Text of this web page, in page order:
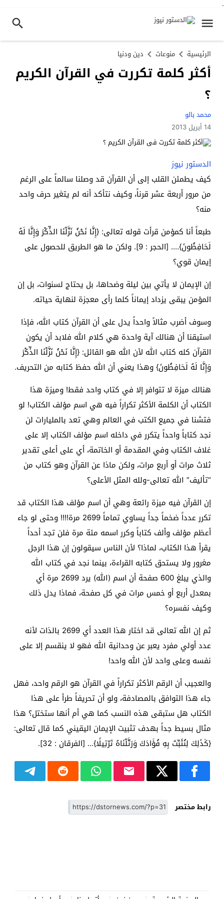
.
الرئيسية منوعات دين ودنيا
أكثر كلمة تكررت في القرآن الكريم
؟
محمد بالو
14 أبريل 2013
الدستور نيوز
كيف يطمئن القلب إلى أن القرآن قد وصلنا سالماً على الرغم
من مرور أربعة عشر قرناً، وكيف نتأكد أنه لم يتغير حرف واحد
منه؟
طبعاً أنا كمؤمن قرأت قوله تعالى: {إِنَّا نَحْنُ نَزَّلْنَا الذِّكْرَ وَإِنَّا لَهُ
لَحَافِظُونَ}…. [الحجر : 9]. ولكن ما هو الطريق للحصول على
إيمان قوي؟
إن الإيمان لا يأتي بين ليلة وضحاها، بل يحتاج لسنوات، بل إن
المؤمن يبقى يزداد إيماناً كلما رأى معجزة لنهاية حياته.
وسوف أضرب مثالاً واحداً يدل على أن القرآن كتاب الله، فإذا
استيقنا أن هنالك آية واحدة هي كلام الله فلابد أن يكون
القرآن كله كتاب الله لأن الله هو القائل: {إِنَّا نَحْنُ نَزَّلْنَا الذِّكْرَ
وَإِنَّا لَهُ لَحَافِظُونَ} وهذا يعني أن الله حفظ كتابه من التحريف.
هنالك ميزة لا تتوافر إلا في كتاب واحد فقط! وميزة هذا
الكتاب أن الكلمة الأكثر تكراراً فيه هي اسم مؤلف الكتاب! لو
فتشنا في جميع الكتب في العالم وهي تعد بالمليارات لن
نجد كتاباً واحداً يتكرر في داخله اسم مؤلف الكتاب إلا على
غلاف الكتاب وفي المقدمة أو الخاتمة، أي على أعلى تقدير
ثلاث مرات أو أربع مرات، ولكن ماذا عن القرآن وهو كتاب من
“تأليف” الله تعالى-ولله المثل الأعلى؟
إن القرآن فيه ميزة رائعة وهي أن اسم مؤلف هذا الكتاب قد
تكرر عدداً ضخماً جداً يساوي تماماً 2699 مرة!!!! وحتى لو جاء
أعظم مؤلف وألف كتاباً وكرر اسمه مئة مرة فلن تجد أحداً
يقرأ هذا الكتاب، لماذا؟ لأن الناس سيقولون إن هذا الرجل
مغرور ولا يستحق كتابه القراءة، بينما نجد في كتاب الله
والذي يبلغ 600 صفحة أن اسم (الله) يرد 2699 مرة أي
بمعدل أربع أو خمس مرات في كل صفحة، فماذا يدل ذلك
وكيف نفسره؟
ثم إن الله تعالى قد اختار هذا العدد أي 2699 بالذات لأنه
عدد أولي مفرد يعبر عن وحدانية الله فهو لا ينقسم إلا على
نفسه وعلى واحد لأن الله واحد!
والعجيب أن الرقم الأكثر تكراراً في القرآن هو الرقم واحد، فهل
جاء هذا التوافق بالمصادفة، ولو أن تحريفاً طرأ على هذا
الكتاب هل ستبقى هذه النسب كما هي أم أنها ستختل؟ هذا
مثال بسيط جداً بهدف تثبيت الإيمان اليقيني كما قال تعالى:
{كَذَلِكَ لِنُثَبِّتَ بِهِ فُؤَادَكَ وَرَتَّلْنَاهُ تَرْتِيلًا}… [الفرقان : 32].
رابط مختصر